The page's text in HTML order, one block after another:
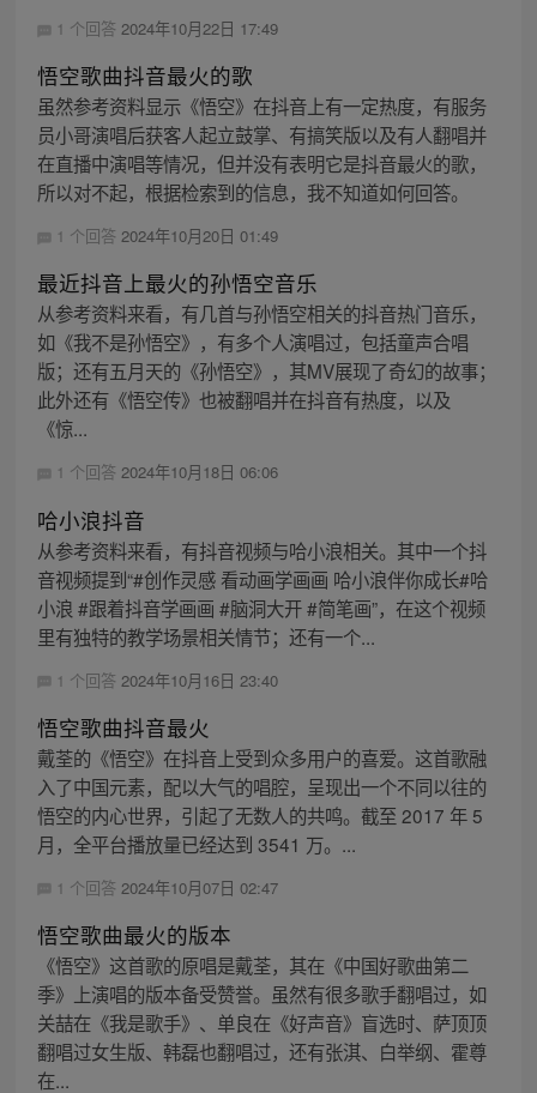
1 个回答 2024年10月22日 17:49
悟空歌曲抖音最火的歌
虽然参考资料显示《悟空》在抖音上有一定热度，有服务
员小哥演唱后获客人起立鼓掌、有搞笑版以及有人翻唱并
在直播中演唱等情况，但并没有表明它是抖音最火的歌，
所以对不起，根据检索到的信息，我不知道如何回答。
1 个回答 2024年10月20日 01:49
最近抖音上最火的孙悟空音乐
从参考资料来看，有几首与孙悟空相关的抖音热门音乐，
如《我不是孙悟空》，有多个人演唱过，包括童声合唱
版；还有五月天的《孙悟空》，其MV展现了奇幻的故事；
此外还有《悟空传》也被翻唱并在抖音有热度，以及
《惊...
1 个回答 2024年10月18日 06:06
哈小浪抖音
从参考资料来看，有抖音视频与哈小浪相关。其中一个抖
音视频提到“#创作灵感 看动画学画画 哈小浪伴你成长#哈
小浪 #跟着抖音学画画 #脑洞大开 #简笔画”，在这个视频
里有独特的教学场景相关情节；还有一个...
1 个回答 2024年10月16日 23:40
悟空歌曲抖音最火
戴荃的《悟空》在抖音上受到众多用户的喜爱。这首歌融
入了中国元素，配以大气的唱腔，呈现出一个不同以往的
悟空的内心世界，引起了无数人的共鸣。截至 2017 年 5
月，全平台播放量已经达到 3541 万。...
1 个回答 2024年10月07日 02:47
悟空歌曲最火的版本
《悟空》这首歌的原唱是戴荃，其在《中国好歌曲第二
季》上演唱的版本备受赞誉。虽然有很多歌手翻唱过，如
关喆在《我是歌手》、单良在《好声音》盲选时、萨顶顶
翻唱过女生版、韩磊也翻唱过，还有张淇、白举纲、霍尊
在...